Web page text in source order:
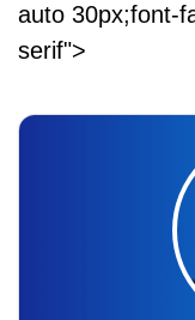
auto 30px;font-
serif">